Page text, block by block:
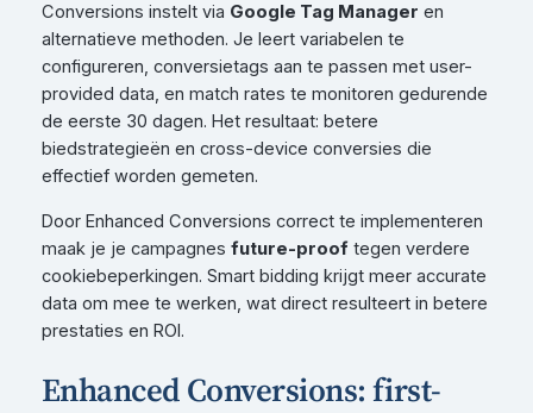
Conversions instelt via Google Tag Manager en
alternatieve methoden. Je leert variabelen te
configureren, conversietags aan te passen met user-
provided data, en match rates te monitoren gedurende
de eerste 30 dagen. Het resultaat: betere
biedstrategieën en cross-device conversies die
effectief worden gemeten.
Door Enhanced Conversions correct te implementeren
maak je je campagnes future-prooftegen verdere
cookiebeperkingen. Smart bidding krijgt meer accurate
data om mee te werken, wat direct resulteert in betere
prestaties en ROI.
Enhanced Conversions: first-